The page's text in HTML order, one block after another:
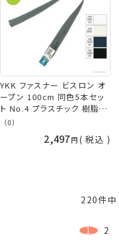
YKK ファスナー ビスロン オ
ープン 100cm 同色5本セッ
ト No.4 プラスチック 樹脂
4VSO-100BL ネコポス可 手
（0）
2,497 税込
220件中
1 2